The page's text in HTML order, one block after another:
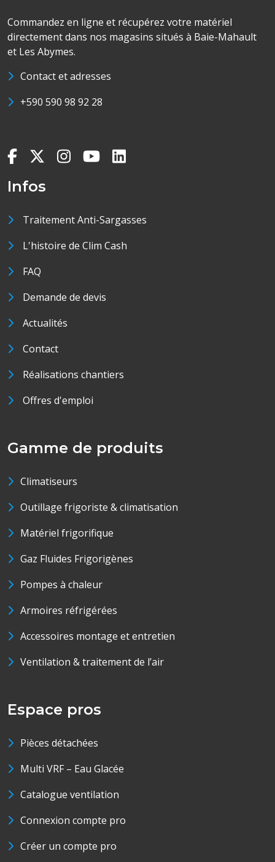
Commandez en ligne et récupérez votre matériel
directement dans nos magasins situés à Baie-Mahault
et Les Abymes.
Contact et adresses
+590 590 98 92 28
Infos
Traitement Anti-Sargasses
L'histoire de Clim Cash
FAQ
Demande de devis
Actualités
Contact
Réalisations chantiers
Offres d'emploi
Gamme de produits
Climatiseurs
Outillage frigoriste & climatisation
Matériel frigorifique
Gaz Fluides Frigorigènes
Pompes à chaleur
Armoires réfrigérées
Accessoires montage et entretien
Ventilation & traitement de l’air
Espace pros
Pièces détachées
Multi VRF – Eau Glacée
Catalogue ventilation
Connexion compte pro
Créer un compte pro